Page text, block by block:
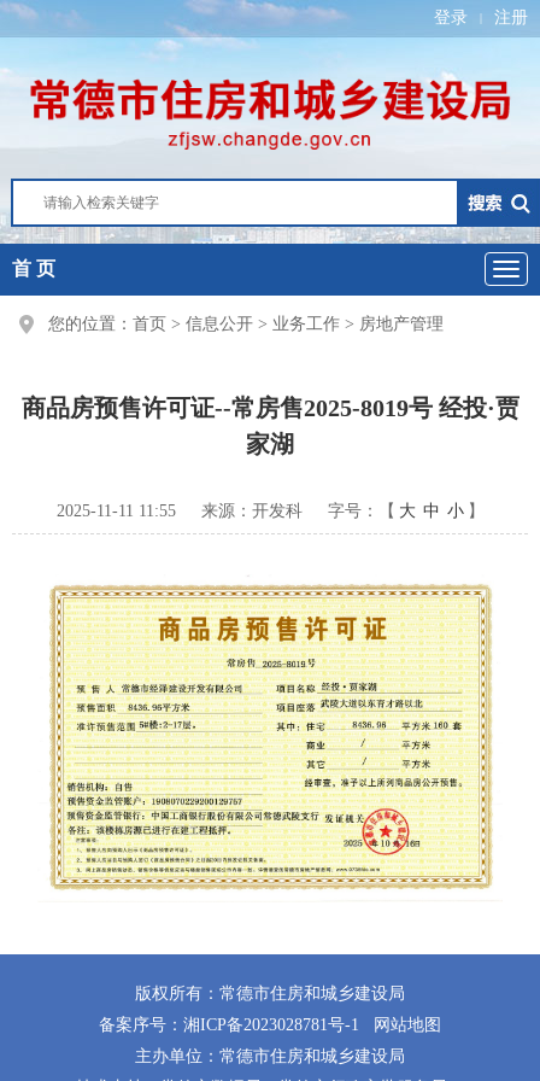
登录 | 注册
首 页
您的位置： 首页 > 信息公开 > 业务工作 > 房地产管理
商品房预售许可证--常房售2025-8019号 经投·贾
家湖
2025-11-11 11:55 来源：开发科 字号：【 大 中 小 】
版权所有：常德市住房和城乡建设局
备案序号： 湘ICP备2023028781号-1
网站地图
主办单位：常德市住房和城乡建设局